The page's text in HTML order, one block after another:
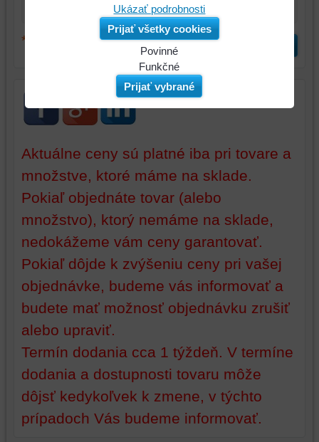
*
Aktuálne ceny sú platné iba pri tovare a
množstve, ktoré máme na sklade.
Pokiaľ objednáte tovar (alebo
množstvo), ktorý nemáme na sklade,
nedokážeme vám ceny garantovať.
Pokiaľ dôjde k zvýšeniu ceny pri vašej
objednávke, budeme vás informovať a
budete mať možnosť objednávku zrušiť
alebo upraviť.
Termín dodania cca 1 týždeň. V termíne
dodania a dostupnosti tovaru môže
dôjsť kedykoľvek k zmene, v týchto
prípadoch Vás budeme informovať.
Ukázať podrobnosti
Prijať všetky cookies
Povinné
údaje
vašom
zariadení
(súbory
a
úložiská
na
identifikáciu
vašej
relácie
a
dosiahnutie
funkčnosti
platformy,
zážitku
z
Funkčné
na
zariadení
(súbory
cookie
úložiská
prehliadača),
sme
mohli
poskytovať
doplnkové
funkcie,
ktoré
váš
zážitok
z
prehliadania,
Prijať vybrané